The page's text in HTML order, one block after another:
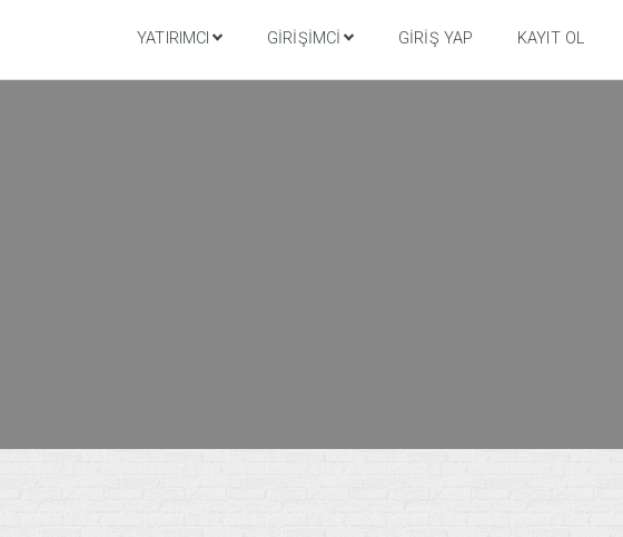
YATIRIMCI GIRIŞIMCI GIRIŞ YAP KAYIT OL